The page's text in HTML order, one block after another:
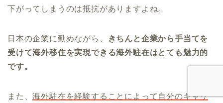
下がってしまうのは抵抗がありますよね。
日本の企業に勤めながら、
きちんと企業から手当てを
受けて海外移住を実現できる海外駐在はとても魅力的
です。
また、海外駐在を経験することによって自分のキャリ